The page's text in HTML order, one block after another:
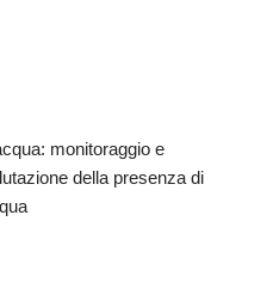
monitoraggio e
della presenza di